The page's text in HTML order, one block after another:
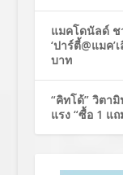
แมคโดนัลด์ ช
‘ปาร์ตี้@แมค’
บาท
“คิทโด้” วิตา
แรง “ซื้อ 1 แถ